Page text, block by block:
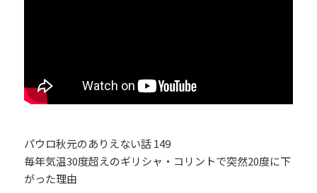
パウロ秋元のありえない話 149
毎年気温30度超えのギリシャ・コリントで突然20度に下
がった理由